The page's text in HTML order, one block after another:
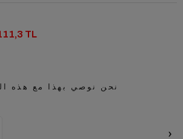
TL
نحن نوصي بهذا مع هذه
›